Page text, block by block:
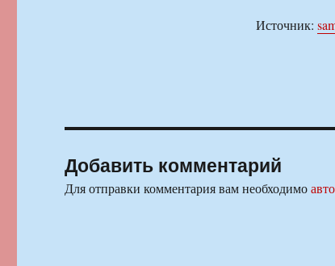
Источник:
Добавить комментарий
Для отправки комментария вам необходимо